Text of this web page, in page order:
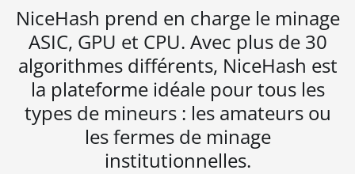
BITMAIN AntMiner
L11 (20Gh)
BITMAIN AntMiner
L11 Hyd. 2U (33Gh)
BITMAIN AntMiner
L11 Hyd. 6U (33Gh)
BITMAIN AntMiner
NiceHash prend en charge le minage
ASIC, GPU et CPU. Avec plus de 30
algorithmes différents, NiceHash est
la plateforme idéale pour tous les
types de mineurs : les amateurs ou
les fermes de minage
institutionnelles.